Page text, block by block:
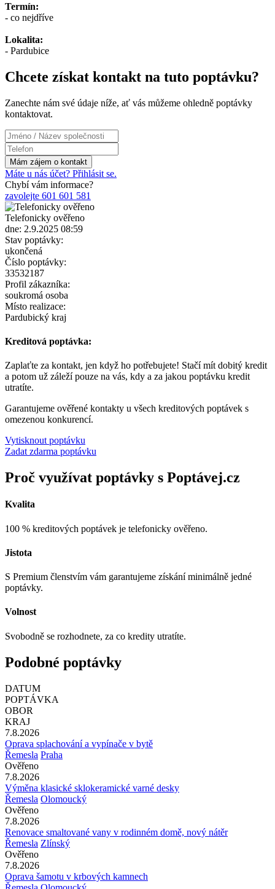
Termín:
- co nejdříve
Lokalita:
- Pardubice
Chcete získat kontakt na tuto poptávku?
Zanechte nám své údaje níže, ať vás můžeme ohledně poptávky
kontaktovat.
Máte u nás účet? Přihlásit se.
Chybí vám informace?
zavolejte 601 601 581
Telefonicky ověřeno
dne: 2.9.2025 08:59
Stav poptávky:
ukončená
Číslo poptávky:
33532187
Profil zákazníka:
soukromá osoba
Místo realizace:
Pardubický kraj
Kreditová poptávka:
Zaplaťte za kontakt, jen když ho potřebujete! Stačí mít dobitý kredit
a potom už záleží pouze na vás, kdy a za jakou poptávku kredit
utratíte.
Garantujeme ověřené kontakty u všech kreditových poptávek s
omezenou konkurencí.
Vytisknout poptávku
Zadat zdarma poptávku
Proč využívat poptávky s Poptávej.cz
Kvalita
100 % kreditových poptávek je telefonicky ověřeno.
Jistota
S Premium členstvím vám garantujeme získání minimálně jedné
poptávky.
Volnost
Svobodně se rozhodnete, za co kredity utratíte.
Podobné poptávky
DATUM
POPTÁVKA
OBOR
KRAJ
7.8.2026
Oprava splachování a vypínače v bytě
Řemesla Praha
Ověřeno
7.8.2026
Výměna klasické sklokeramické varné desky
Řemesla Olomoucký
Ověřeno
7.8.2026
Renovace smaltované vany v rodinném domě, nový nátěr
Řemesla Zlínský
Ověřeno
7.8.2026
Oprava šamotu v krbových kamnech